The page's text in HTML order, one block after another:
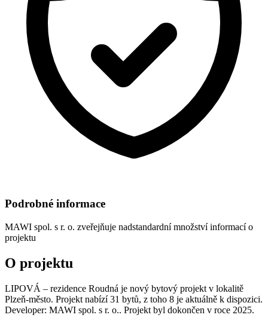
Podrobné informace
MAWI spol. s r. o. zveřejňuje nadstandardní množství informací o
projektu
O projektu
LIPOVÁ – rezidence Roudná je nový bytový projekt v lokalitě
Plzeň-město. Projekt nabízí 31 bytů, z toho 8 je aktuálně k dispozici.
Developer: MAWI spol. s r. o.. Projekt byl dokončen v roce 2025.